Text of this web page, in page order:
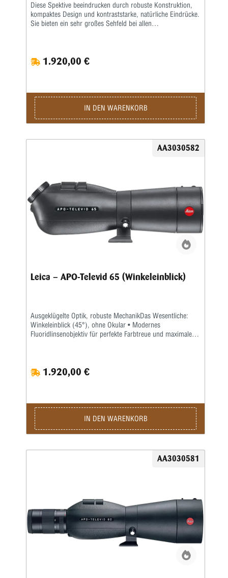
Diese Spektive beeindrucken durch robuste Konstruktion,
kompaktes Design und kontraststarke, natürliche Eindrücke.
Sie bieten ein sehr großes Sehfeld bei allen
sodass man die Natur auf weite Distanzen hautnah erleben
kann.Abbildungen mit ausgezeichneter Farbtreue und
jede Beobachtungssituation und maximale Flexibilität bei der
Vergrößerung. Das zeichnet die APO-Televid-Spektive aus.
Das Leica APO-Televid 65 liefert speziell bei
Tagbeobachtungen Bilder von ausgezeichneter Farbtreue,
nur 30 Zentimetern (Schrägeinblick) bzw. 29 Zentimetern
(Winkeleinblick) leicht zu tragen und besonders handlich,
widerstandsfähigen Gehäuse aus Magnesiumlegierung und
der Gummiarmierung wirksam absorbiert.
1.920,00 €
IN DEN WARENKORB
AA3030582
Leica – APO-Televid 65 (Winkeleinblick)
Ausgeklügelte Optik, robuste MechanikDas Wesentliche:
Winkeleinblick (45°), ohne Okular • Modernes
Fluoridlinsenobjektiv für perfekte Farbtreue und maximalen
schmutzabweisende AquaDura®-VergütungDas Leica APO-
Televid 65 liefert speziell bei Tagbeobachtungen Bilder von
(Winkeleinblick) leicht zu tragen und besonders handlich,
bietet dabei jedoch die kürzeste Nahdistanz seiner Klasse
(2,9 m). Stöße und Erschütterungen werden von dem
widerstandsfähigen Gehäuse aus Magnesiumlegierung und
Spektiv • Objektiv- und Bajonettschutzdeckel
1.920,00 €
IN DEN WARENKORB
AA3030581